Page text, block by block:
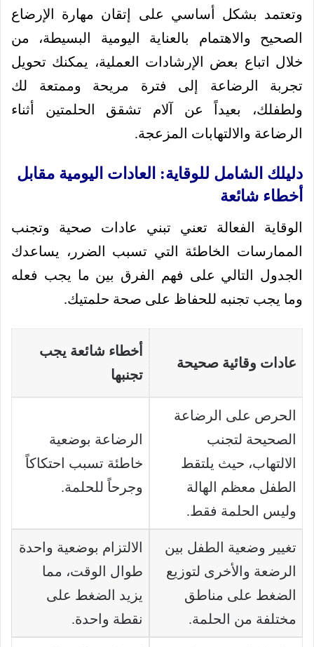
وتعتمد بشكل أساسي على إتقان مهارة الإرضاع
الصحيح والاهتمام بالعناية اليومية البسيطة، من
خلال اتباع بعض الإرشادات العملية، يمكنك تحويل
تجربة الرضاعة إلى فترة مريحة وممتعة لك
ولطفلك، بعيداً عن آلام تشقق الحلمتين أثناء
الرضاعة والالتهابات المزعجة.
دليلك الشامل للوقاية: العادات اليومية مقابل
أخطاء شائعة
الوقاية الفعالة تعني تبني عادات صحية وتجنب
الممارسات الخاطئة التي تسبب الضرر، يساعدك
الجدول التالي على فهم الفرق بين ما يجب فعله
وما يجب تجنبه للحفاظ على صحة حلمتيك.
عادات وقائية صحيحة
أخطاء شائعة يجب
تجنبها
الحرص على الرضاعة
الصحيحة لتجنب
الالتهاب، حيث يلتقط
الطفل معظم الهالة
وليس الحلمة فقط.
الرضاعة بوضعية
خاطئة تسبب احتكاكاً
وجرحاً للحلمة.
تغيير وضعية الطفل بين
الرضعة والأخرى لتوزيع
الضغط على مناطق
مختلفة من الحلمة.
الالتزام بوضعية واحدة
طوال الوقت، مما
يزيد الضغط على
نقطة واحدة.